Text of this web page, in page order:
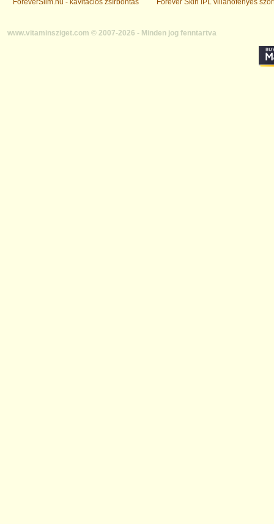
ForeverSlim.hu - kavitációs zsírbontás Forever Skin IPL villanófényes
www.vitaminsziget.com © 2007-2026 - Minden jog fenntartva